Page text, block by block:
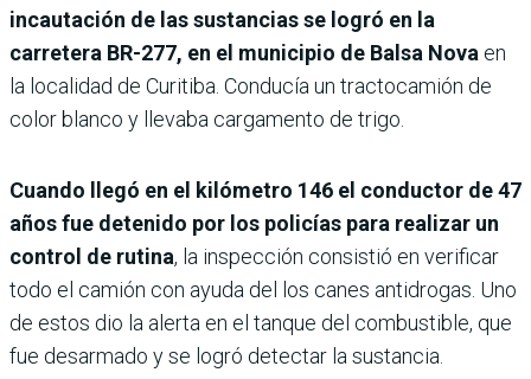
incautación de las sustancias se logró en la
carretera BR-277, en el municipio de Balsa Nova en
la localidad de Curitiba. Conducía un tractocamión de
color blanco y llevaba cargamento de trigo.
Cuando llegó en el kilómetro 146 el conductor de 47
años fue detenido por los policías para realizar un
control de rutina, la inspección consistió en verificar
todo el camión con ayuda del los canes antidrogas. Uno
de estos dio la alerta en el tanque del combustible, que
fue desarmado y se logró detectar la sustancia.